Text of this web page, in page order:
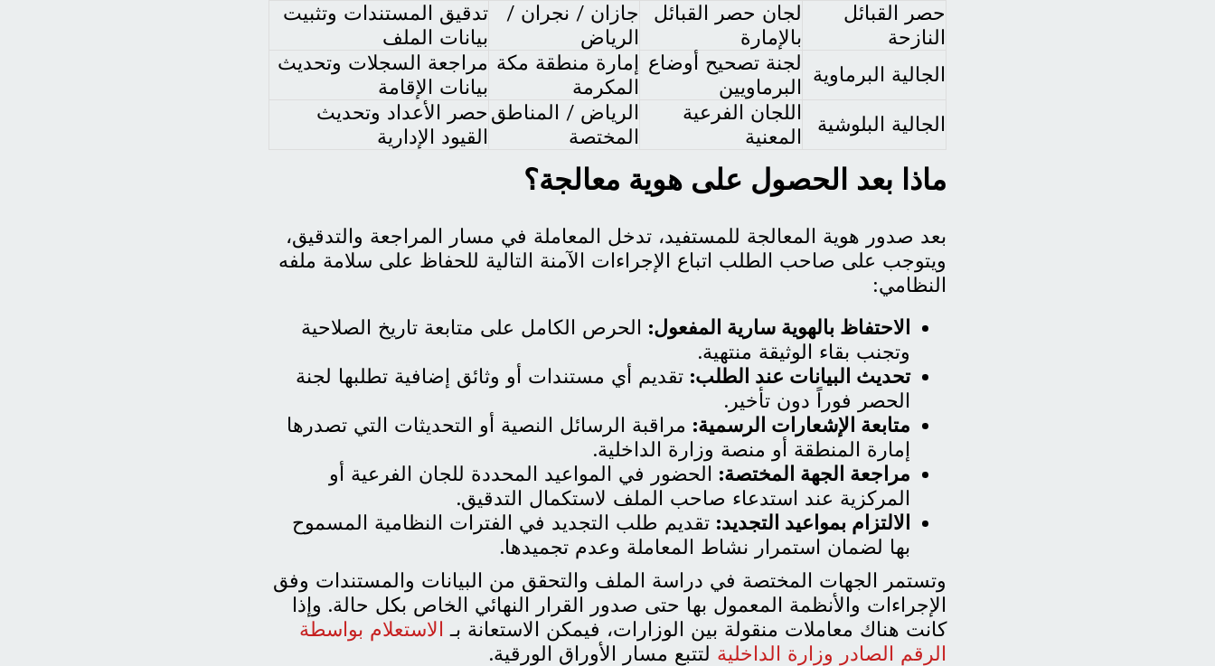
حصر القبائل
النازحة
لجان حصر القبائل
بالإمارة
جازان / نجران /
الرياض
تدقيق المستندات وتثبيت
بيانات الملف
الجالية البرماوية
لجنة تصحيح أوضاع
البرماويين
إمارة منطقة مكة
المكرمة
مراجعة السجلات وتحديث
بيانات الإقامة
الجالية البلوشية
اللجان الفرعية
المعنية
الرياض / المناطق
المختصة
حصر الأعداد وتحديث
القيود الإدارية
ماذا بعد الحصول على هوية معالجة؟
بعد صدور هوية المعالجة للمستفيد، تدخل المعاملة في مسار المراجعة والتدقيق،
ويتوجب على صاحب الطلب اتباع الإجراءات الآمنة التالية للحفاظ على سلامة ملفه
النظامي:
الاحتفاظ بالهوية سارية المفعول: الحرص الكامل على متابعة تاريخ الصلاحية
وتجنب بقاء الوثيقة منتهية.
تحديث البيانات عند الطلب: تقديم أي مستندات أو وثائق إضافية تطلبها لجنة
الحصر فوراً دون تأخير.
متابعة الإشعارات الرسمية: مراقبة الرسائل النصية أو التحديثات التي تصدرها
إمارة المنطقة أو منصة وزارة الداخلية.
مراجعة الجهة المختصة: الحضور في المواعيد المحددة للجان الفرعية أو
المركزية عند استدعاء صاحب الملف لاستكمال التدقيق.
الالتزام بمواعيد التجديد: تقديم طلب التجديد في الفترات النظامية المسموح
بها لضمان استمرار نشاط المعاملة وعدم تجميدها.
وتستمر الجهات المختصة في دراسة الملف والتحقق من البيانات والمستندات وفق
الإجراءات والأنظمة المعمول بها حتى صدور القرار النهائي الخاص بكل حالة. وإذا
كانت هناك معاملات منقولة بين الوزارات، فيمكن الاستعانة بـ الاستعلام بواسطة
الرقم الصادر وزارة الداخلية لتتبع مسار الأوراق الورقية.